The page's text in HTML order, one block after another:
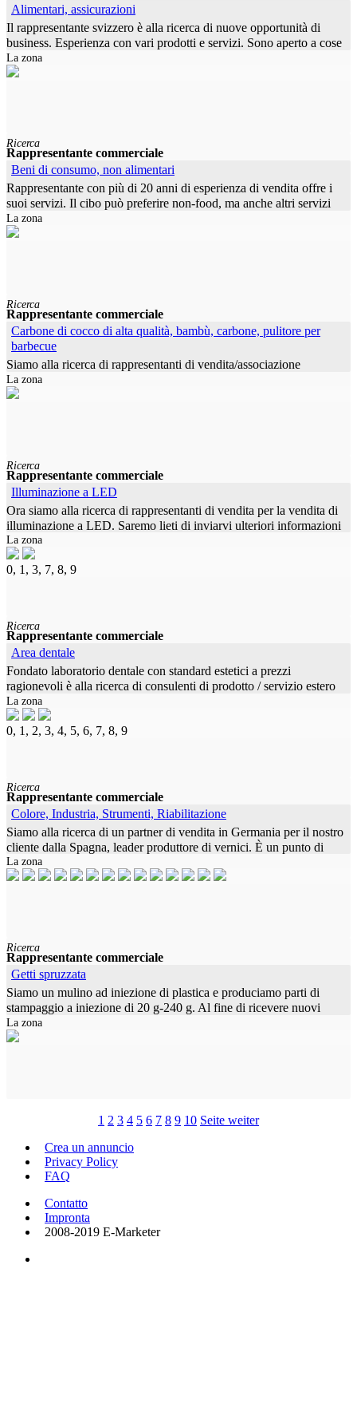
Alimentari, assicurazioni
Il rappresentante svizzero è alla ricerca di nuove opportunità di
business. Esperienza con vari prodotti e servizi. Sono aperto a cose
nuove e innovative. Grazie mille per la tua
La zona
Ricerca
Rappresentante commerciale
Beni di consumo, non alimentari
Rappresentante con più di 20 anni di esperienza di vendita offre i
suoi servizi. Il cibo può preferire non-food, ma anche altri servizi
desiderati. Goditi le tue offerte.
La zona
Ricerca
Rappresentante commerciale
Carbone di cocco di alta qualità, bambù, carbone, pulitore per
barbecue
Siamo alla ricerca di rappresentanti di vendita/associazione
telefonica di vendita, ecc. su base freelance o di lavoro in tutta
l'area federale del commercio e della gastronomia. Soprattutto
La zona
Ricerca
Rappresentante commerciale
Illuminazione a LED
Ora siamo alla ricerca di rappresentanti di vendita per la vendita di
illuminazione a LED. Saremo lieti di inviarvi ulteriori informazioni
sui nostri prodotti dopo aver contattato voi, che siamo
La zona
0, 1, 3, 7, 8, 9
Ricerca
Rappresentante commerciale
Area dentale
Fondato laboratorio dentale con standard estetici a prezzi
ragionevoli è alla ricerca di consulenti di prodotto / servizio estero
per l'acquisizione di nuove pratiche dentistiche. I nostri prodotti
La zona
0, 1, 2, 3, 4, 5, 6, 7, 8, 9
Ricerca
Rappresentante commerciale
Colore, Industria, Strumenti, Riabilitazione
Siamo alla ricerca di un partner di vendita in Germania per il nostro
cliente dalla Spagna, leader produttore di vernici. È un punto di
riferimento per i pittori professionisti e leader nel settore
La zona
Ricerca
Rappresentante commerciale
Getti spruzzata
Siamo un mulino ad iniezione di plastica e produciamo parti di
stampaggio a iniezione di 20 g-240 g. Al fine di ricevere nuovi
ordini, stiamo cercando un rappresentante di vendita visitato dalle
La zona
1 2 3 4 5 6 7 8 9 10 Seite weiter
Crea un annuncio
Privacy Policy
FAQ
Contatto
Impronta
2008-2019 E-Marketer